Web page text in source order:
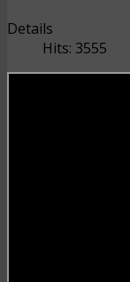
Details
Hits: 3555